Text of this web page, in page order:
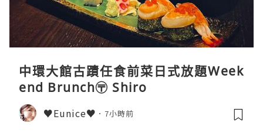
中環大館古蹟任食前菜日式放題Week
end Brunch〶 Shiro
♥Eunice♥ 7小時前